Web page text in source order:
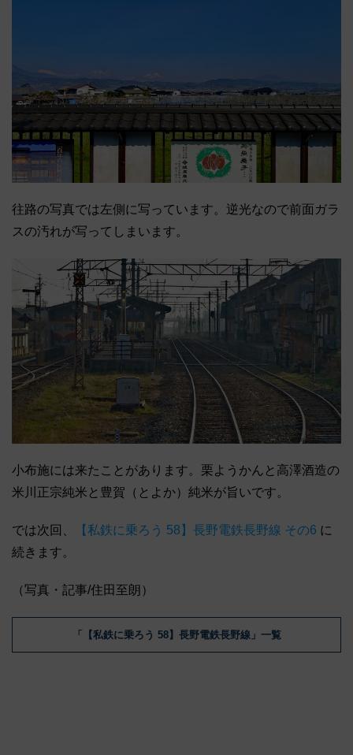
往路の写真では左側に写っています。逆光なので前面ガラ
スの汚れが写ってしまいます。
小布施には来たことがあります。栗ようかんと高澤酒造の
米川正宗純米と豊賀（とよか）純米が旨いです。
では次回、 【私鉄に乗ろう 58】長野電鉄長野線 その6 に
続きます。
（写真・記事/住田至朗）
「【私鉄に乗ろう 58】長野電鉄長野線」一覧